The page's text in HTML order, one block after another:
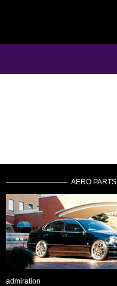
AERO PARTS
admiration